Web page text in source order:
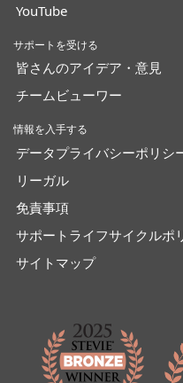
YouTube
サポートを受ける
皆さんのアイデア・意見
チームビューワー
情報を入手する
データプライバシーポリシ
リーガル
免責事項
サポートライフサイクルポ
サイトマップ